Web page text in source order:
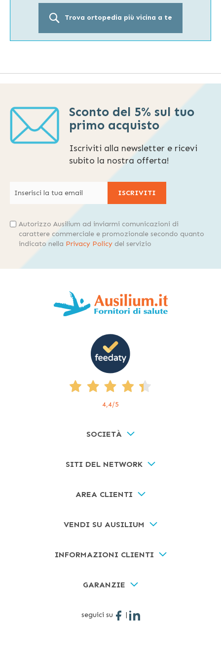
Trova ortopedia più vicina a te
Sconto del 5% sul tuo
primo acquisto
Iscriviti alla newsletter e ricevi
subito la nostra offerta!
ISCRIVITI
Autorizzo Ausilium ad inviarmi comunicazioni di
carattere commerciale e promozionale secondo quanto
indicato nella Privacy Policy del servizio
4,4/5
SOCIETÀ
SITI DEL NETWORK
AREA CLIENTI
VENDI SU AUSILIUM
INFORMAZIONI CLIENTI
GARANZIE
seguici su |